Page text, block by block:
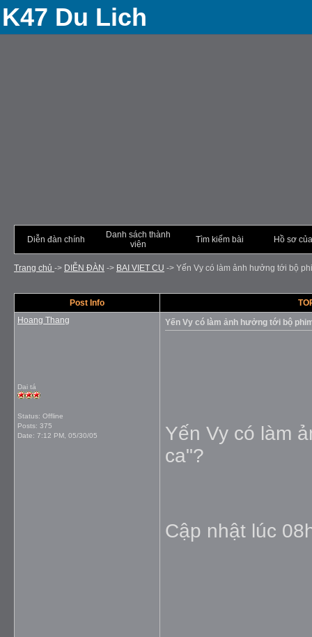
K47 Du Lich
Diễn đàn chính
Danh sách thành
viên
Tìm kiếm bài Hồ sơ
Trang chủ -> DIỄN ÐÀN -> BAI VIET CU -> Yến Vy có làm ảnh hưởng tới bộ
Post Info
Hoang Thang
Dai tá
Status: Offline
Posts: 375
Date: 7:12 PM, 05/30/05
Yến Vy có làm ảnh hưởng tới bộ
Yến Vy có làm
ca"?
Cập nhật lúc